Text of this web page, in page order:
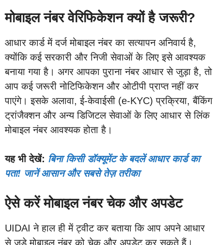
मोबाइल नंबर वेरिफिकेशन क्यों है जरूरी?
आधार कार्ड में दर्ज मोबाइल नंबर का सत्यापन अनिवार्य है,
क्योंकि कई सरकारी और निजी सेवाओं के लिए इसे आवश्यक
बनाया गया है। अगर आपका पुराना नंबर आधार से जुड़ा है, तो
आप कई जरूरी नोटिफिकेशन और ओटीपी प्राप्त नहीं कर
पाएंगे। इसके अलावा, ई-केवाईसी (e-KYC) प्रक्रिया, बैंकिंग
ट्रांजैक्शन और अन्य डिजिटल सेवाओं के लिए आधार से लिंक
मोबाइल नंबर आवश्यक होता है।
यह भी देखें: बिना किसी डॉक्यूमेंट के बदलें आधार कार्ड का
पता! जानें आसान और सबसे तेज़ तरीका
ऐसे करें मोबाइल नंबर चेक और अपडेट
UIDAI ने हाल ही में ट्वीट कर बताया कि आप अपने आधार
से जुड़े मोबाइल नंबर को चेक और अपडेट कर सकते हैं।